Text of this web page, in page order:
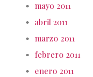
mayo 2011
abril 2011
marzo 2011
febrero 2011
enero 2011